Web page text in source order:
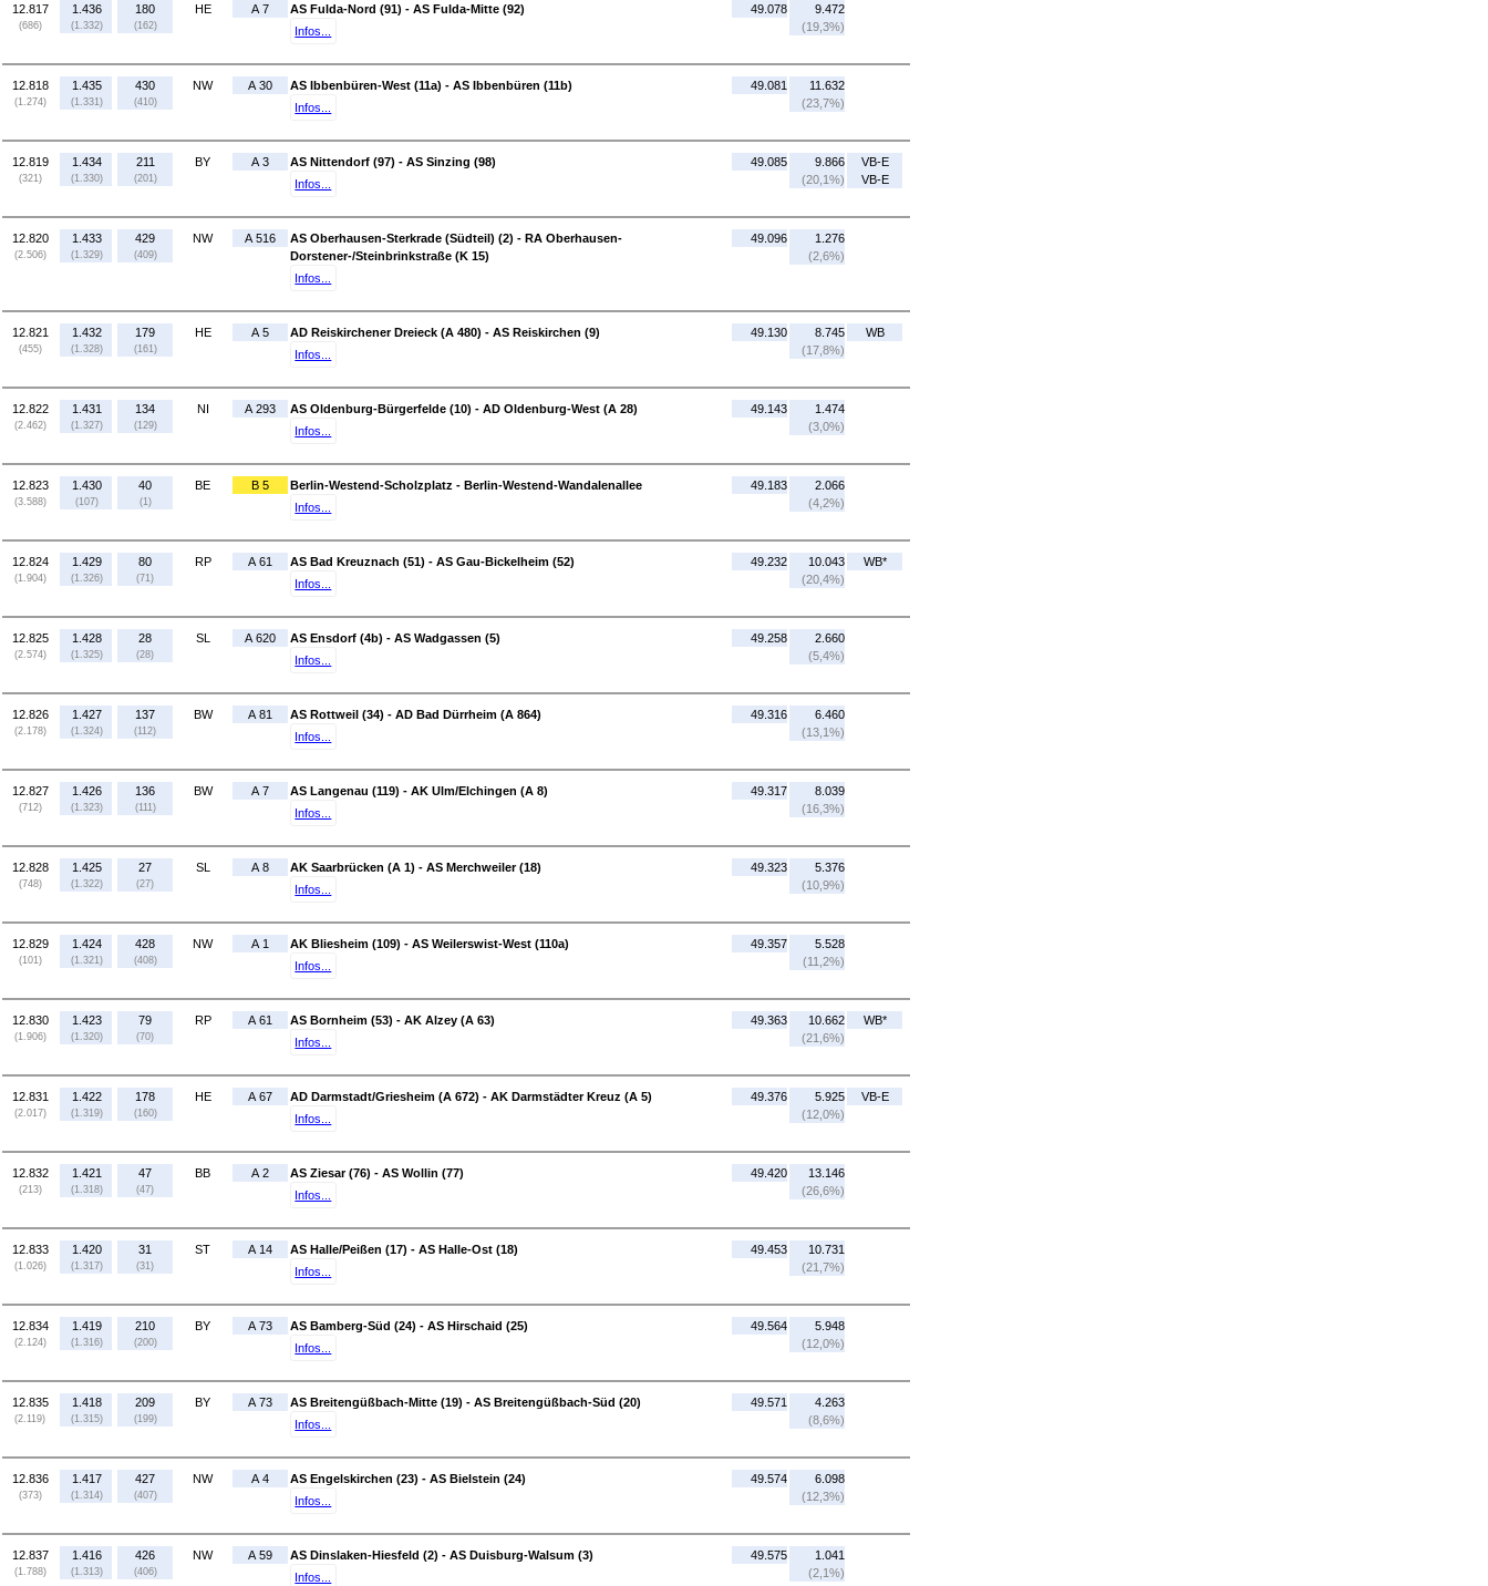
12.817
(686)
1.436
(1.332)
180
(162)
HE A 7
AS Fulda-Nord (91) - AS Fulda-Mitte (92)
Infos...
49.078
9.472
(19,3%)
12.818
(1.274)
1.435
(1.331)
430
(410)
NW A 30
AS Ibbenbüren-West (11a) - AS Ibbenbüren (11b)
Infos...
49.081
11.632
(23,7%)
12.819
(321)
1.434
(1.330)
211
(201)
BY A 3
AS Nittendorf (97) - AS Sinzing (98)
Infos...
49.085
9.866
(20,1%)
VB-E
VB-E
12.820
(2.506)
1.433
(1.329)
429
(409)
NW A 516
AS Oberhausen-Sterkrade (Südteil) (2) - RA Oberhausen-
Dorstener-/Steinbrinkstraße (K 15)
Infos...
49.096
1.276
(2,6%)
12.821
(455)
1.432
(1.328)
179
(161)
HE A 5
AD Reiskirchener Dreieck (A 480) - AS Reiskirchen (9)
Infos...
49.130
8.745
(17,8%)
WB
12.822
(2.462)
1.431
(1.327)
134
(129)
NI A 293
AS Oldenburg-Bürgerfelde (10) - AD Oldenburg-West (A 28)
Infos...
49.143
1.474
(3,0%)
12.823
(3.588)
1.430
(107)
40
(1)
BE B 5
Berlin-Westend-Scholzplatz - Berlin-Westend-Wandalenallee
Infos...
49.183
2.066
(4,2%)
12.824
(1.904)
1.429
(1.326)
80
(71)
RP A 61
AS Bad Kreuznach (51) - AS Gau-Bickelheim (52)
Infos...
49.232
10.043
(20,4%)
WB*
12.825
(2.574)
1.428
(1.325)
28
(28)
SL A 620
AS Ensdorf (4b) - AS Wadgassen (5)
Infos...
49.258
2.660
(5,4%)
12.826
(2.178)
1.427
(1.324)
137
(112)
BW A 81
AS Rottweil (34) - AD Bad Dürrheim (A 864)
Infos...
49.316
6.460
(13,1%)
12.827
(712)
1.426
(1.323)
136
(111)
BW A 7
AS Langenau (119) - AK Ulm/Elchingen (A 8)
Infos...
49.317
8.039
(16,3%)
12.828
(748)
1.425
(1.322)
27
(27)
SL A 8
AK Saarbrücken (A 1) - AS Merchweiler (18)
Infos...
49.323
5.376
(10,9%)
12.829
(101)
1.424
(1.321)
428
(408)
NW A 1
AK Bliesheim (109) - AS Weilerswist-West (110a)
Infos...
49.357
5.528
(11,2%)
12.830
(1.906)
1.423
(1.320)
79
(70)
RP A 61
AS Bornheim (53) - AK Alzey (A 63)
Infos...
49.363
10.662
(21,6%)
WB*
12.831
(2.017)
1.422
(1.319)
178
(160)
HE A 67
AD Darmstadt/Griesheim (A 672) - AK Darmstädter Kreuz (A 5)
Infos...
49.376
5.925
(12,0%)
VB-E
12.832
(213)
1.421
(1.318)
47
(47)
BB A 2
AS Ziesar (76) - AS Wollin (77)
Infos...
49.420
13.146
(26,6%)
12.833
(1.026)
1.420
(1.317)
31
(31)
ST A 14
AS Halle/Peißen (17) - AS Halle-Ost (18)
Infos...
49.453
10.731
(21,7%)
12.834
(2.124)
1.419
(1.316)
210
(200)
BY A 73
AS Bamberg-Süd (24) - AS Hirschaid (25)
Infos...
49.564
5.948
(12,0%)
12.835
(2.119)
1.418
(1.315)
209
(199)
BY A 73
AS Breitengüßbach-Mitte (19) - AS Breitengüßbach-Süd (20)
Infos...
49.571
4.263
(8,6%)
12.836
(373)
1.417
(1.314)
427
(407)
NW A 4
AS Engelskirchen (23) - AS Bielstein (24)
Infos...
49.574
6.098
(12,3%)
12.837
(1.788)
1.416
(1.313)
426
(406)
NW A 59
AS Dinslaken-Hiesfeld (2) - AS Duisburg-Walsum (3)
Infos...
49.575
1.041
(2,1%)